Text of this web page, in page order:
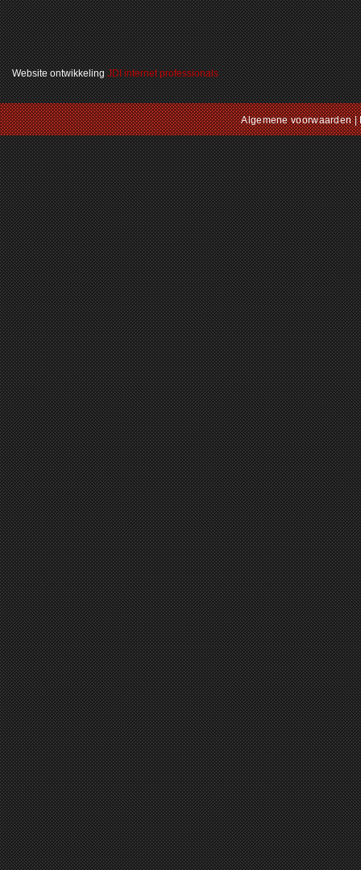
Website ontwikkelingJDI internet professionals
Algemene voorwaarden|